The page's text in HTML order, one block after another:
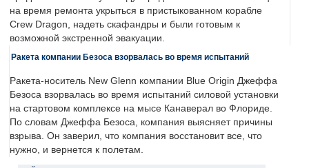
на время ремонта укрыться в пристыкованном корабле
Crew Dragon, надеть скафандры и были готовым к
возможной экстренной эвакуации.
Ракета компании Безоса взорвалась во время испытаний
Ракета-носитель New Glenn компании Blue Origin Джеффа
Безоса взорвалась во время испытаний силовой установки
на стартовом комплексе на мысе Канаверал во Флориде.
По словам Джеффа Безоса, компания выясняет причины
взрыва. Он заверил, что компания восстановит все, что
нужно, и вернется к полетам.